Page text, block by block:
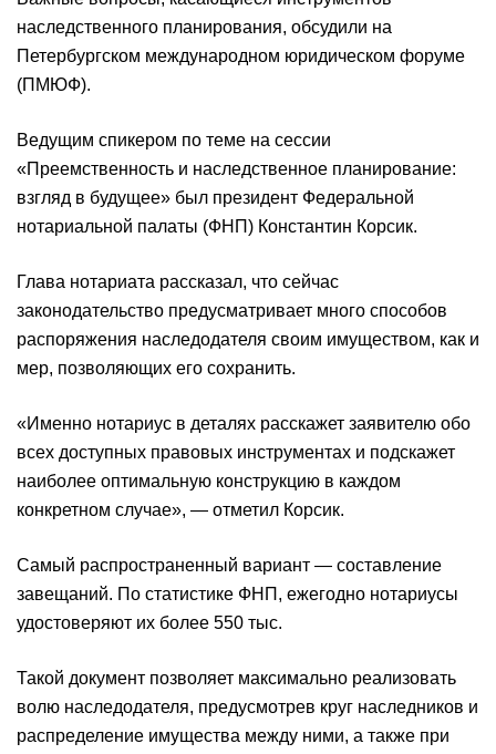
наследственного планирования, обсудили на
Петербургском международном юридическом форуме
(ПМЮФ).
Ведущим спикером по теме на сессии
«Преемственность и наследственное планирование:
взгляд в будущее» был президент Федеральной
нотариальной палаты (ФНП) Константин Корсик.
Глава нотариата рассказал, что сейчас
законодательство предусматривает много способов
распоряжения наследодателя своим имуществом, как и
мер, позволяющих его сохранить.
«Именно нотариус в деталях расскажет заявителю обо
всех доступных правовых инструментах и подскажет
наиболее оптимальную конструкцию в каждом
конкретном случае», — отметил Корсик.
Самый распространенный вариант — составление
завещаний. По статистике ФНП, ежегодно нотариусы
удостоверяют их более 550 тыс.
Такой документ позволяет максимально реализовать
волю наследодателя, предусмотрев круг наследников и
распределение имущества между ними, а также при